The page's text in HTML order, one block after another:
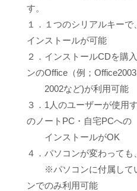
す。
１．１つのシリアルキー
インストールが可能
２．インストールCDを購
ンのOffice（例；
2002など)が利用可能
３．1人のユーザーが使用
のノートPC・自宅PCへの
インストールがOK
４．パソコンが変わって
※パソコンに付属してい
ンでのみ利用可能